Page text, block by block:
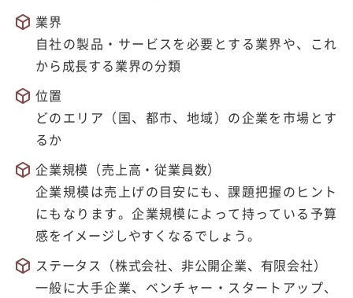
業界
自社の製品・サービスを必要とする業界や、これ
から成長する業界の分類
位置
どのエリア（国、都市、地域）の企業を市場とす
るか
企業規模（売上高・従業員数）
企業規模は売上げの目安にも、課題把握のヒント
にもなります。企業規模によって持っている予算
感をイメージしやすくなるでしょう。
ステータス（株式会社、非公開企業、有限会社）
一般に大手企業、ベンチャー・スタートアップ、